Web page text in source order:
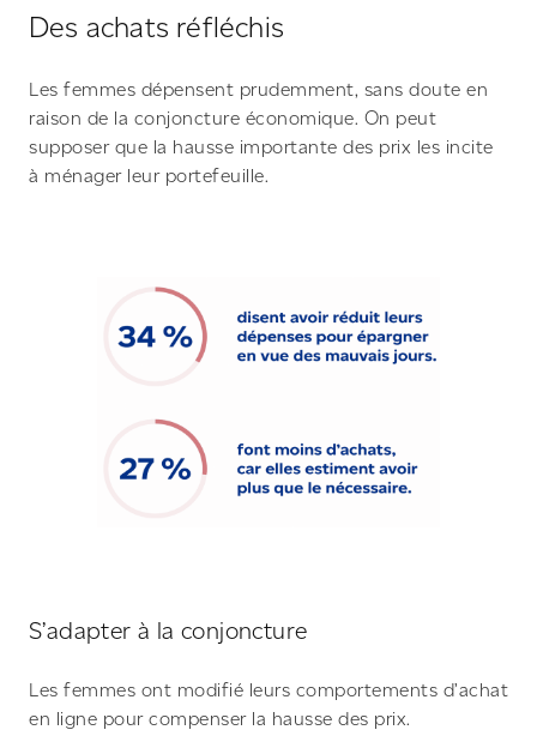
Des achats réfléchis
Les femmes dépensent prudemment, sans doute en
raison de la conjoncture économique. On peut
supposer que la hausse importante des prix les incite
à ménager leur portefeuille.
S’adapter à la conjoncture
Les femmes ont modifié leurs comportements d’achat
en ligne pour compenser la hausse des prix.